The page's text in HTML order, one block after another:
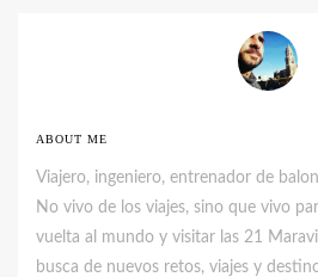
ABOUT ME
Viajero, ingeniero, entrenador de
No vivo de los viajes, sino que vivo
vuelta al mundo y visitar las 21
busca de nuevos retos, viajes y